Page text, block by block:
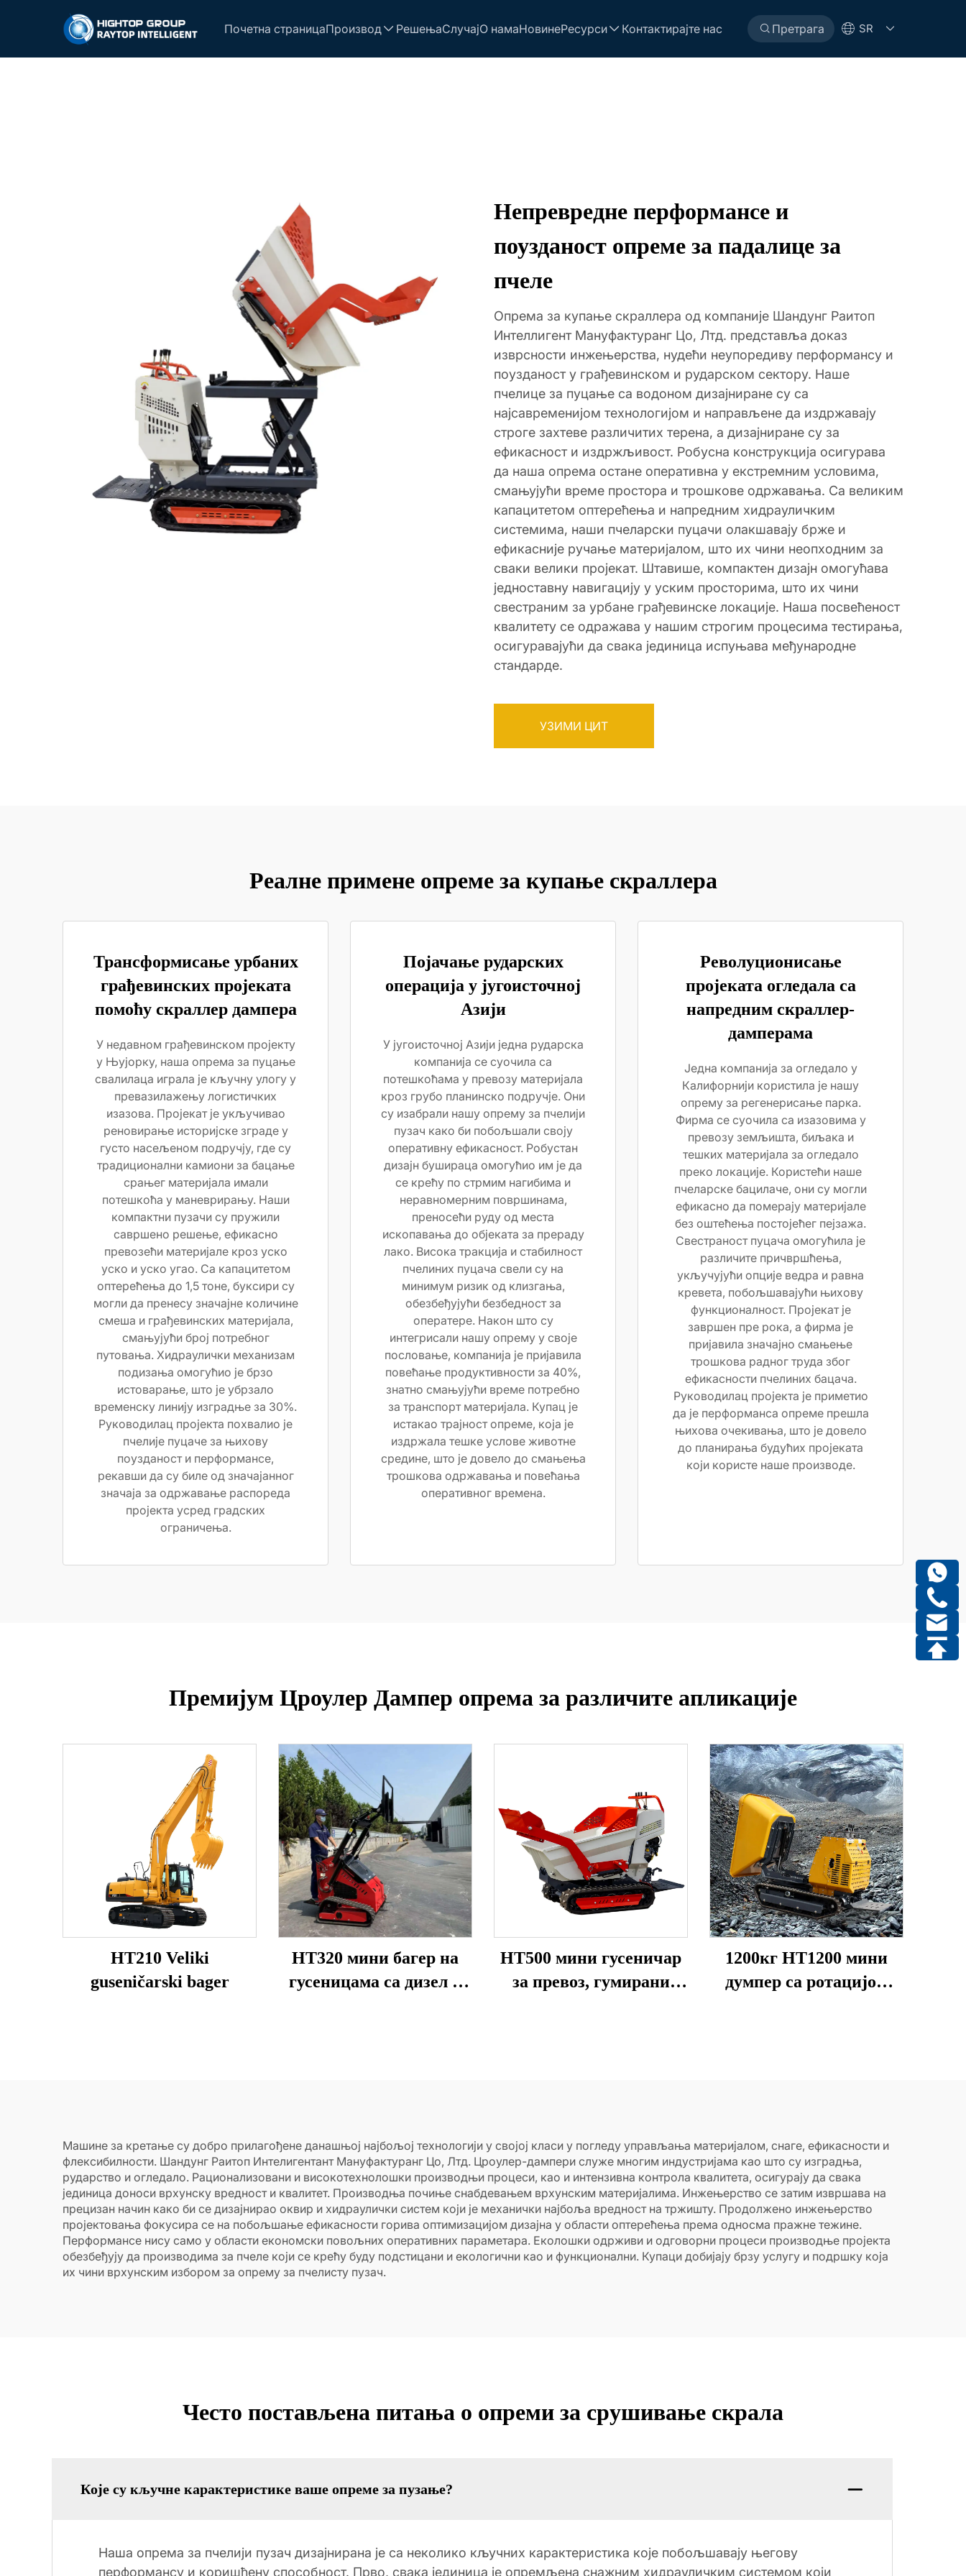
Почетна страницаПроизвод РешењаСлучајО намаНовинеРесурси Контактирајте нас Претрага SR
Непревредне перформансе и
поузданост опреме за падалице за
пчеле
Опрема за купање скраллера од компаније Шандунг Раитоп
Интеллигент Мануфактуранг Цо, Лтд. представља доказ
изврсности инжењерства, нудећи неупоредиву перформансу и
поузданост у грађевинском и рударском сектору. Наше
пчелице за пуцање са водоном дизајниране су са
најсавременијом технологијом и направљене да издржавају
строге захтеве различитих терена, а дизајниране су за
ефикасност и издржљивост. Робусна конструкција осигурава
да наша опрема остане оперативна у екстремним условима,
смањујући време простора и трошкове одржавања. Са великим
капацитетом оптерећења и напредним хидрауличким
системима, наши пчеларски пуцачи олакшавају брже и
ефикасније ручање материјалом, што их чини неопходним за
сваки велики пројекат. Штавише, компактен дизајн омогућава
једноставну навигацију у уским просторима, што их чини
свестраним за урбане грађевинске локације. Наша посвећеност
квалитету се одражава у нашим строгим процесима тестирања,
осигуравајући да свака јединица испуњава међународне
стандарде.
УЗИМИ ЦИТ
Реалне примене опреме за купање скраллера
Трансформисање урбаних
грађевинских пројеката
помоћу скраллер дампера
У недавном грађевинском пројекту
у Њујорку, наша опрема за пуцање
свалилаца играла је кључну улогу у
превазилажењу логистичких
изазова. Пројекат је укључивао
реновирање историјске зграде у
густо насељеном подручју, где су
традиционални камиони за бацање
срањег материјала имали
потешкоћа у маневрирању. Наши
компактни пузачи су пружили
савршено решење, ефикасно
превозећи материјале кроз уско
уско и уско угао. Са капацитетом
оптерећења до 1,5 тоне, буксири су
могли да пренесу значајне количине
смеша и грађевинских материјала,
смањујући број потребног
путовања. Хидраулички механизам
подизања омогућио је брзо
истоварање, што је убрзало
временску линију изградње за 30%.
Руководилац пројекта похвалио је
пчелије пуцаче за њихову
поузданост и перформансе,
рекавши да су биле од значајанног
значаја за одржавање распореда
пројекта усред градских
ограничења.
Појачање рударских
операција у југоисточној
Азији
У југоисточној Азији једна рударска
компанија се суочила са
потешкоћама у превозу материјала
кроз грубо планинско подручје. Они
су изабрали нашу опрему за пчелији
пузач како би побољшали своју
оперативну ефикасност. Робустан
дизајн бушираца омогућио им је да
се крећу по стрмим нагибима и
неравномерним површинама,
преносећи руду од места
ископавања до објеката за прераду
лако. Висока тракција и стабилност
пчелиних пуцача свели су на
минимум ризик од клизгања,
обезбеђујући безбедност за
оператере. Након што су
интегрисали нашу опрему у своје
пословање, компанија је пријавила
повећање продуктивности за 40%,
знатно смањујући време потребно
за транспорт материјала. Купац је
истакао трајност опреме, која је
издржала тешке услове животне
средине, што је довело до смањења
трошкова одржавања и повећања
оперативног времена.
Револуционисање
пројеката огледала са
напредним скраллер-
дамперама
Једна компанија за огледало у
Калифорнији користила је нашу
опрему за регенерисање парка.
Фирма се суочила са изазовима у
превозу земљишта, биљака и
тешких материјала за огледало
преко локације. Користећи наше
пчеларске бацилаче, они су могли
ефикасно да померају материјале
без оштећења постојећег пејзажа.
Свестраност пуцача омогућила је
различите причвршћења,
укључујући опције ведра и равна
кревета, побољшавајући њихову
функционалност. Пројекат је
завршен пре рока, а фирма је
пријавила значајно смањење
трошкова радног труда због
ефикасности пчелиних бацача.
Руководилац пројекта је приметио
да је перформанса опреме прешла
њихова очекивања, што је довело
до планирања будућих пројеката
који користе наше производе.
Премијум Цроулер Дампер опрема за различите апликације
HT210 Veliki
guseničarski bager
HT320 мини багер на
гусеницама са дизел и
HT500 мини гусеничар
за превоз, гумирани
1200кг HT1200 мини
думпер са ротацијом
Машине за кретање су добро прилагођене данашњој најбољој технологији у својој класи у погледу управљања материјалом, снаге, ефикасности и
флексибилности. Шандунг Раитоп Интелигентант Мануфактуранг Цо, Лтд. Цроулер-дампери служе многим индустријама као што су изградња,
рударство и огледало. Рационализовани и високотехнолошки производњи процеси, као и интензивна контрола квалитета, осигурају да свака
јединица доноси врхунску вредност и квалитет. Производња почиње снабдевањем врхунским материјалима. Инжењерство се затим извршава на
прецизан начин како би се дизајнирао оквир и хидраулички систем који је механички најбоља вредност на тржишту. Продолжено инжењерство
пројектовања фокусира се на побољшање ефикасности горива оптимизацијом дизајна у области оптерећења према односма пражне тежине.
Перформансе нису само у области економски повољних оперативних параметара. Еколошки одрживи и одговорни процеси производње пројекта
обезбеђују да производима за пчеле који се крећу буду подстицани и екологични као и функционални. Купаци добијају брзу услугу и подршку која
их чини врхунским избором за опрему за пчелисту пузач.
Често постављена питања о опреми за срушивање скрала
Које су кључне карактеристике ваше опреме за пузање?
Наша опрема за пчелији пузач дизајнирана је са неколико кључних карактеристика које побољшавају његову
перформансу и коришћену способност. Прво, свака јединица је опремљена снажним хидрауличким системом који